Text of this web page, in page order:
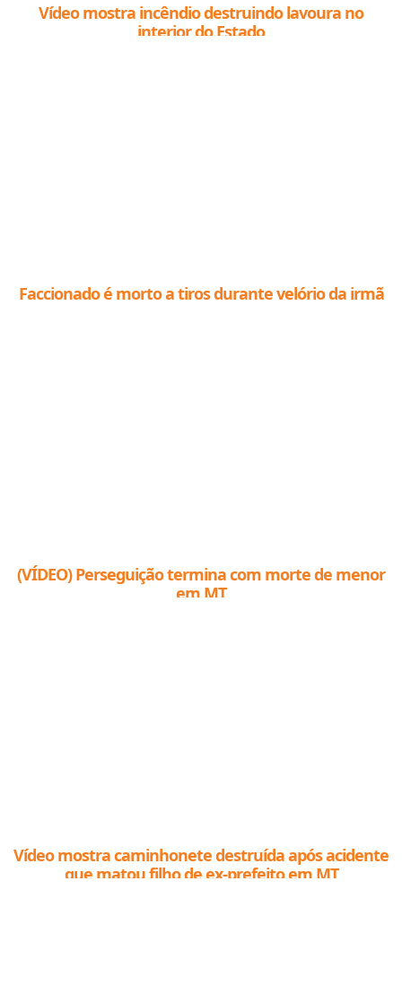
Vídeo mostra incêndio destruindo lavoura no
interior do Estado
Faccionado é morto a tiros durante velório da irmã
(VÍDEO) Perseguição termina com morte de menor
em MT
Vídeo mostra caminhonete destruída após acidente
que matou filho de ex-prefeito em MT